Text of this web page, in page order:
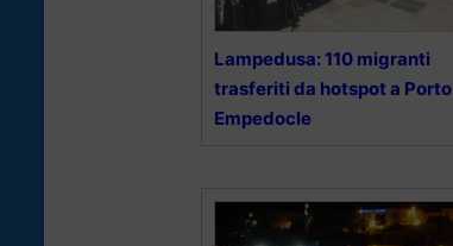
Lampedusa: 110 migranti
trasferiti da hotspot a Porto
Empedocle